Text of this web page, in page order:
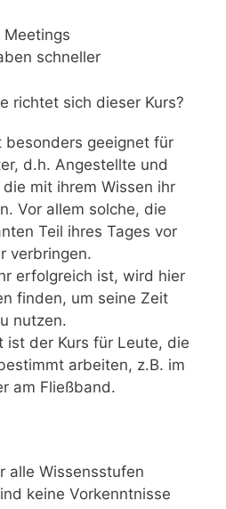
Meetings
schneller
richtet sich dieser Kurs?
besonders geeignet für
d.h. Angestellte und
mit ihrem Wissen ihr
Vor allem solche, die
Teil ihres Tages vor
verbringen.
erfolgreich ist, wird hier
finden, um seine Zeit
nutzen.
ist der Kurs für Leute, die
arbeiten, z.B. im
am Fließband.
alle Wissensstufen
keine Vorkenntnisse